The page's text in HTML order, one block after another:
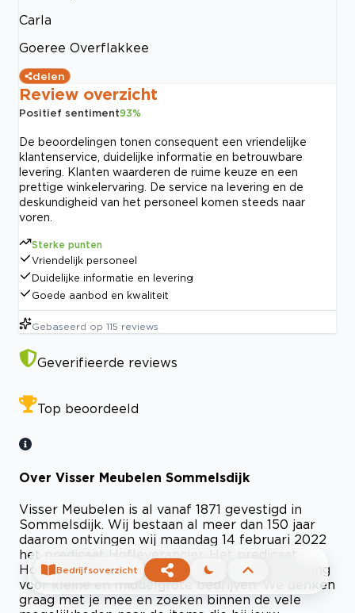
Carla
Goeree Overflakkee
delen
Review overzicht
Positief sentiment93%
De beoordelingen tonen consequent een vriendelijke
klantenservice, duidelijke informatie en betrouwbare
levering. Klanten waarderen de ruime keuze en een
prettige winkelervaring. De service na levering en de
deskundigheid van het personeel komen steeds naar
voren.
Sterke punten
Vriendelijk personeel
Duidelijke informatie en levering
Goede aanbod en kwaliteit
Gebaseerd op 115 reviews
Geverifieerde reviews
Top beoordeeld
Over Visser Meubelen Sommelsdijk
Visser Meubelen is al vanaf 1871 gevestigd in
Sommelsdijk. Wij bestaan al meer dan 150 jaar
daarom ontvingen wij maandag 14 februari 2022
het predicaat Hofleverancier. Het predicaat
Hofleverancier is een Koninklijke onderscheiding
voor kleine en middelgrote bedrijven. We denken
graag met je mee en zoeken binnen de vele
Bedrijfsoverzicht